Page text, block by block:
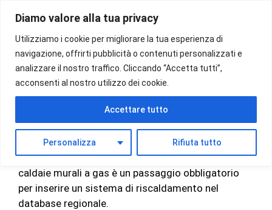
Diamo valore alla tua privacy
Utilizziamo i cookie per migliorare la tua esperienza di
navigazione, offrirti pubblicità o contenuti personalizzati e
analizzare il nostro traffico. Cliccando “Accetta tutti”,
acconsenti al nostro utilizzo dei cookie.
Personalizza Rifiuta tutto
Accettare tutto
contenuto
Registrazione al catasto
impianti termici
LaRegistrazione al Catasto impianti termicidelle
caldaie murali a gas è un passaggio obbligatorio
per inserire un sistema di riscaldamento nel
database regionale.